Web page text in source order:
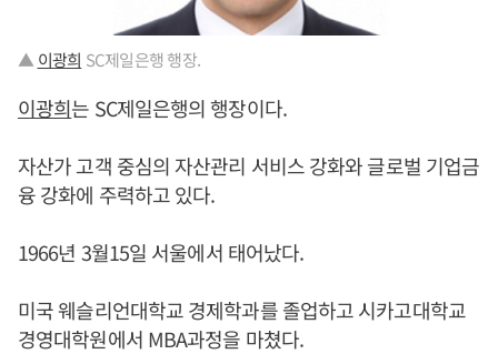
▲ 이광희 SC제일은행 행장.
이광희는 SC제일은행의 행장이다.
자산가 고객 중심의 자산관리 서비스 강화와 글로벌 기업금
융 강화에 주력하고 있다.
1966년 3월15일 서울에서 태어났다.
미국 웨슬리언대학교 경제학과를 졸업하고 시카고대학교
경영대학원에서 MBA과정을 마쳤다.